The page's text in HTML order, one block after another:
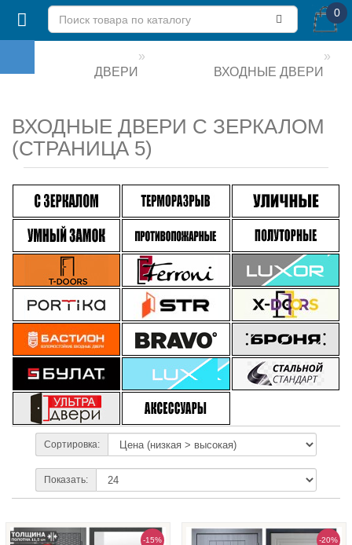
0
ДВЕРИ ВХОДНЫЕ ДВЕРИ
ВХОДНЫЕ ДВЕРИ С ЗЕРКАЛОМ
(СТРАНИЦА 5)
Сортировка:
Показать:
-15% -20%